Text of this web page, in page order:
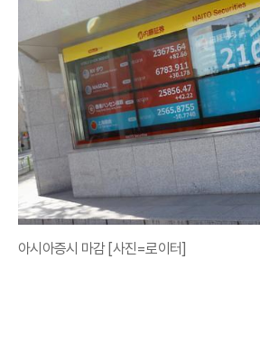
아시아증시 마감 [사진=로이터]